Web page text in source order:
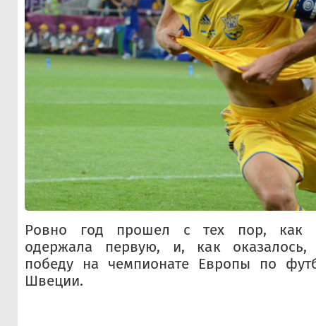
Ровно год прошел с тех пор, как
одержала первую, и, как
победу на чемпионате Европы по
Швеции.